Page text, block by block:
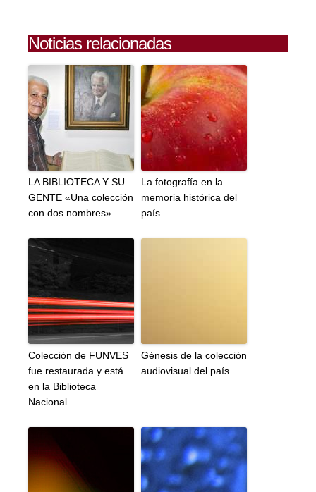
Noticias relacionadas
LA BIBLIOTECA Y SU
GENTE «Una colección
con dos nombres»
La fotografía en la
memoria histórica del
país
Colección de FUNVES
fue restaurada y está
en la Biblioteca
Nacional
Génesis de la colección
audiovisual del país